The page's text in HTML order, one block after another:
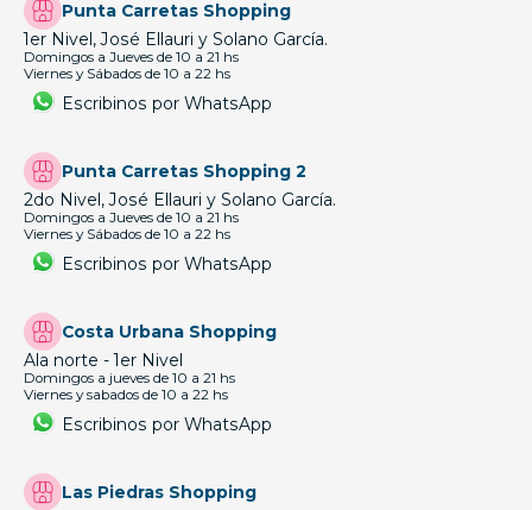
Punta Carretas Shopping
1er Nivel, José Ellauri y Solano García.
Domingos a Jueves de 10 a 21 hs
Viernes y Sábados de 10 a 22 hs
Escribinos por WhatsApp
Punta Carretas Shopping 2
2do Nivel, José Ellauri y Solano García.
Domingos a Jueves de 10 a 21 hs
Viernes y Sábados de 10 a 22 hs
Escribinos por WhatsApp
Costa Urbana Shopping
Ala norte - 1er Nivel
Domingos a jueves de 10 a 21 hs
Viernes y sabados de 10 a 22 hs
Escribinos por WhatsApp
Las Piedras Shopping